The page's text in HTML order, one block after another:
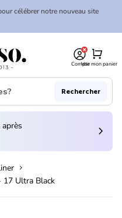
célébrer notre nouveau site
CompteVoir mon panier
shopping_cart
Rechercher
fenêtre)
après chevron_right
chevron_right
17 Ultra Black